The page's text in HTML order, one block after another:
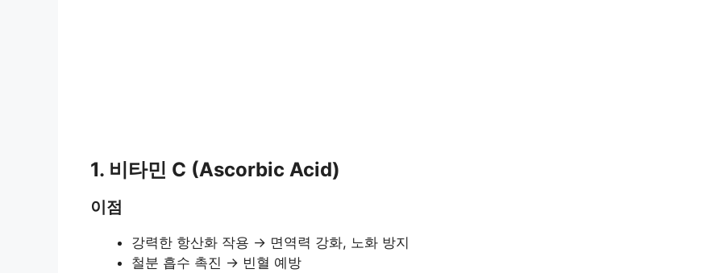
1. 비타민 C (Ascorbic Acid)
이점
강력한 항산화 작용 → 면역력 강화, 노화 방지
철분 흡수 촉진 → 빈혈 예방